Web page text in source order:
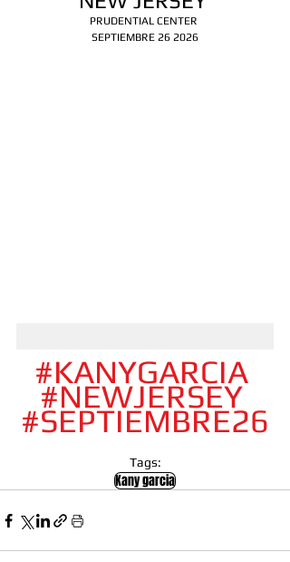
PRUDENTIAL CENTER
SEPTIEMBRE 26 2026
#KANYGARCIA
#NEWJERSEY
#SEPTIEMBRE26
Tags:
Kany garcia